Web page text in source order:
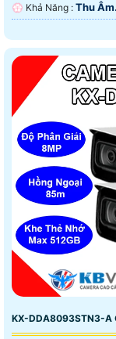
️💮 Khả Năng : Thu Âm.
KX-DDA8093STN3-A